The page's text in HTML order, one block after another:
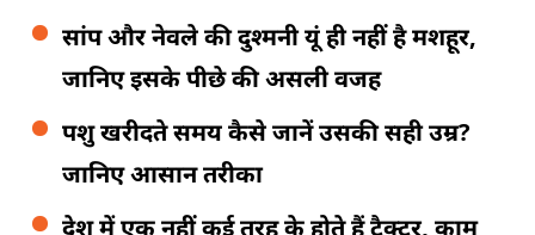
सांप और नेवले की दुश्मनी यूं ही नहीं है मशहूर,
जानिए इसके पीछे की असली वजह
पशु खरीदते समय कैसे जानें उसकी सही उम्र?
जानिए आसान तरीका
देश में एक नहीं कई तरह के होते हैं ट्रैक्टर, काम